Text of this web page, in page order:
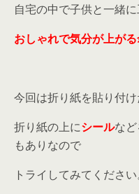
自宅の中で子供と一緒
おしゃれで気分が上が
今回は折り紙を貼り付け
折り紙の上にシールな
もありなので
トライしてみてください